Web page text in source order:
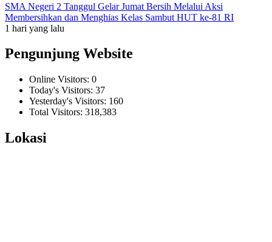
SMA Negeri 2 Tanggul Gelar Jumat Bersih Melalui Aksi
Membersihkan dan Menghias Kelas Sambut HUT ke-81 RI
1 hari yang lalu
Pengunjung Website
Online Visitors: 0
Today's Visitors: 37
Yesterday's Visitors: 160
Total Visitors: 318,383
Lokasi